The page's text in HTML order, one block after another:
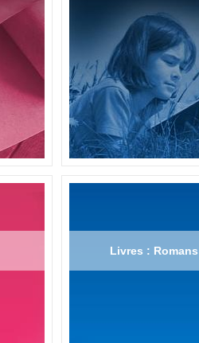
Livres : Romans